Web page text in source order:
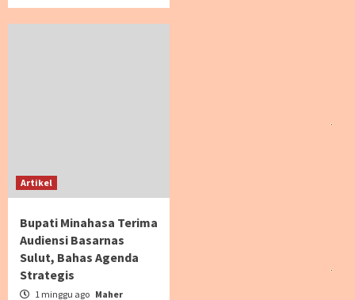
Artikel
Bupati Minahasa Terima
Audiensi Basarnas
Sulut, Bahas Agenda
Strategis
1 minggu ago Maher